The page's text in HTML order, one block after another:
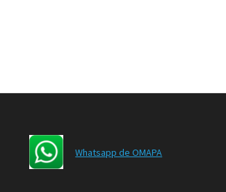
Whatsapp de OMAPA